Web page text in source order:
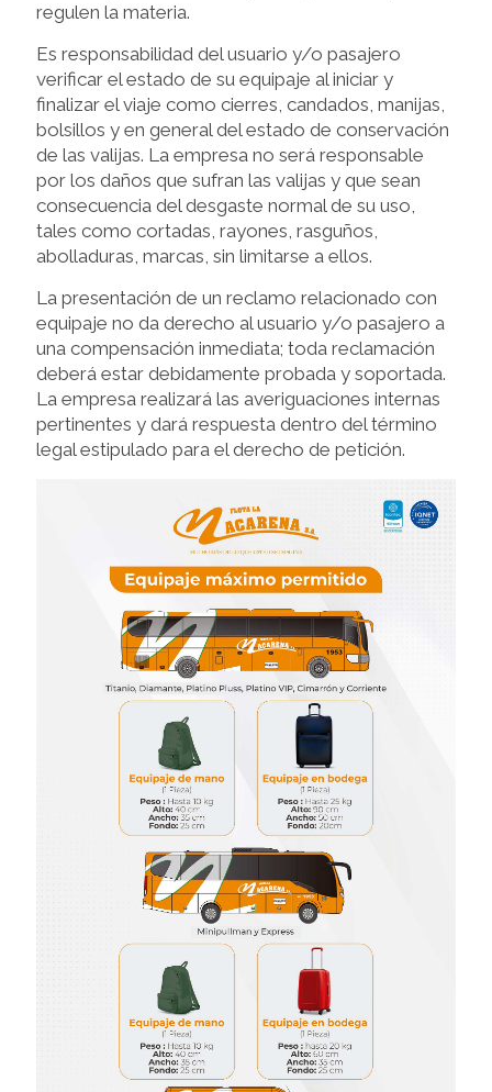
regulen la materia.
Es responsabilidad del usuario y/o pasajero
verificar el estado de su equipaje al iniciar y
finalizar el viaje como cierres, candados, manijas,
bolsillos y en general del estado de conservación
de las valijas. La empresa no será responsable
por los daños que sufran las valijas y que sean
consecuencia del desgaste normal de su uso,
tales como cortadas, rayones, rasguños,
abolladuras, marcas, sin limitarse a ellos.
La presentación de un reclamo relacionado con
equipaje no da derecho al usuario y/o pasajero a
una compensación inmediata; toda reclamación
deberá estar debidamente probada y soportada.
La empresa realizará las averiguaciones internas
pertinentes y dará respuesta dentro del término
legal estipulado para el derecho de petición.